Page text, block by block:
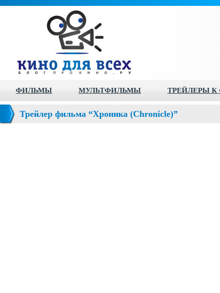
ФИЛЬМЫ МУЛЬТФИЛЬМЫ ТРЕЙЛЕРЫ
Трейлер фильма “Хроника (Chronicle)”